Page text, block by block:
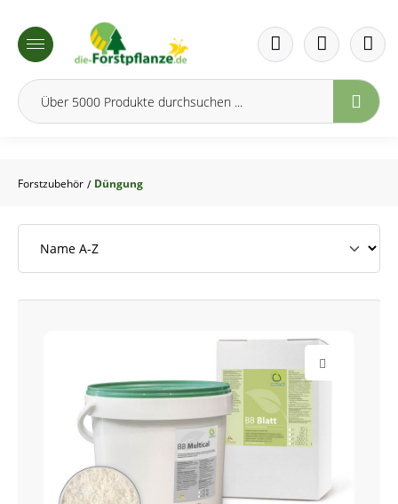
springen
Forstzubehör / Düngung